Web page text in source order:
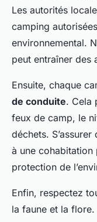
Les autorités
camping
environnemental.
peut entraîner des
Ensuite, chaque
de conduite. Cela
feux de camp, le
déchets.
à une cohabitation
protection de
Enfin, respectez
la faune et la flore.